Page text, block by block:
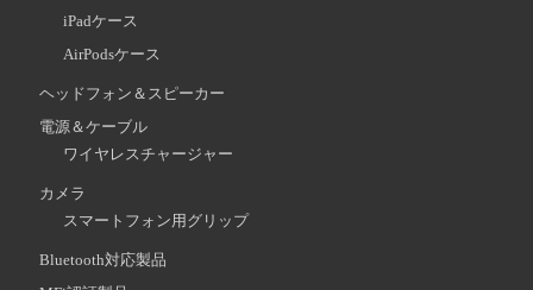
iPadケース
AirPodsケース
ヘッドフォン＆スピーカー
電源＆ケーブル
ワイヤレスチャージャー
カメラ
スマートフォン用グリップ
Bluetooth対応製品